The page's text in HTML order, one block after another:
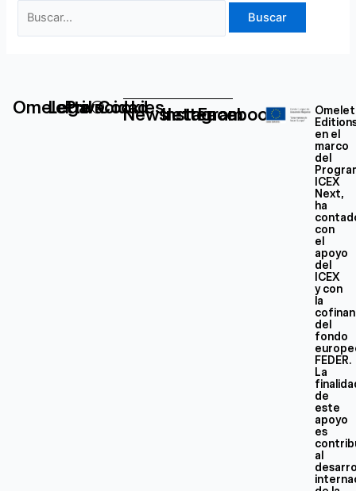
Omelette®
Legal
Privacidad
Cookies
Newsletter
Instagram
Facebook
en el
marco
del
ICEX
Next,
ha
con
el
apoyo
del
ICEX
y con
la
del
fondo
FEDER.
La
de
este
apoyo
es
al